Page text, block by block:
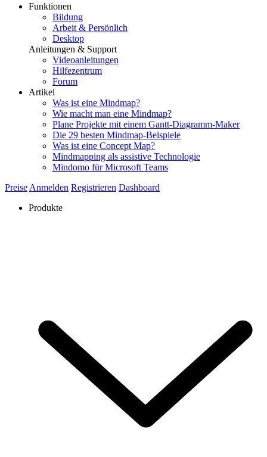
Funktionen
Bildung
Arbeit & Persönlich
Desktop
Anleitungen & Support
Videoanleitungen
Hilfezentrum
Forum
Artikel
Was ist eine Mindmap?
Wie macht man eine Mindmap?
Plane Projekte mit einem Gantt-Diagramm-Maker
Die 29 besten Mindmap-Beispiele
Was ist eine Concept Map?
Mindmapping als assistive Technologie
Mindomo für Microsoft Teams
Preise Anmelden Registrieren Dashboard
Produkte